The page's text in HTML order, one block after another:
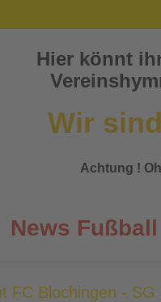
Hier könnt
Wir
Achtung !
News
FC Blochingen -